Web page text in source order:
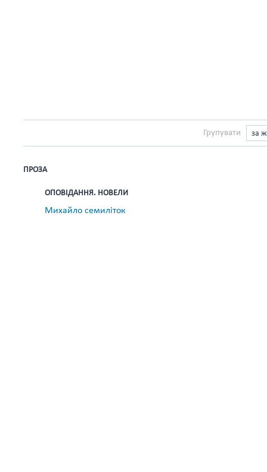
Групувати за
ПРОЗА
ОПОВІДАННЯ. НОВЕЛИ
Михайло семиліток